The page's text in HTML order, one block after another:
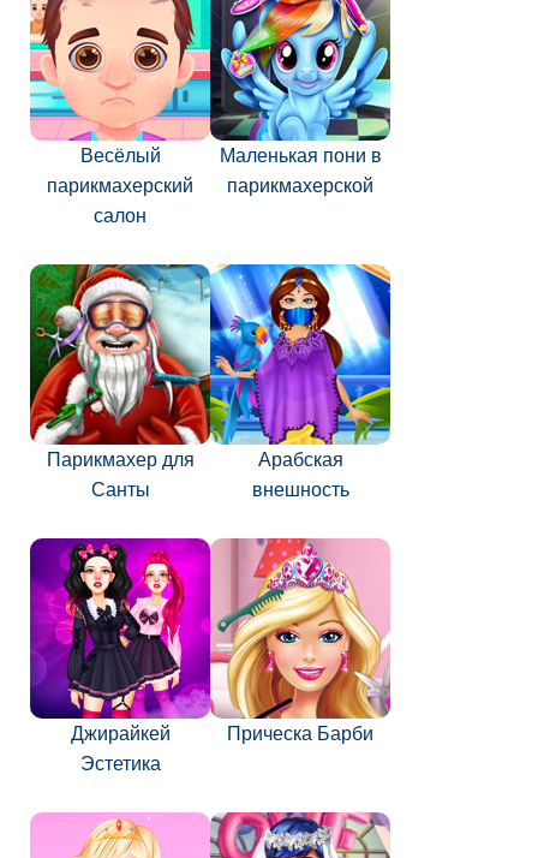
Весёлый
парикмахерский
салон
Маленькая пони в
парикмахерской
Парикмахер для
Санты
Арабская
внешность
Джирайкей
Эстетика
Прическа Барби